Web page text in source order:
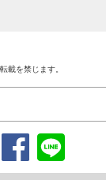
載を禁じます。